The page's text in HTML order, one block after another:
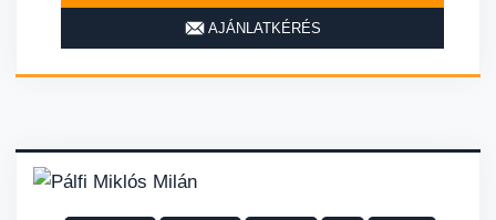
AJÁNLATKÉRÉS